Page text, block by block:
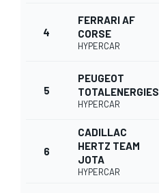
AUTRES CHAMPIONNATS
4
FERRARI AF
CORSE
HYPERCAR
5
PEUGEOT
TOTALENERGIES
HYPERCAR
6
CADILLAC
HERTZ TEAM
JOTA
HYPERCAR